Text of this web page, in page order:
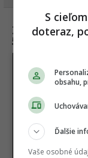
Za každou
58 pokusov:
S
doteraz,
obsahu,
Ďalšie
Vaše osobné